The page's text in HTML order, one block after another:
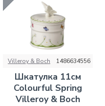
Villeroy & Boch 1486634556
Шкатулка 11см
Colourful Spring
Villeroy & Boch